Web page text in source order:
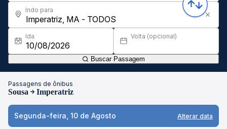
Indo para
Ida Volta (opcional)
Buscar Passagem
Passagens de ônibus
Sousa Imperatriz
Segunda-feira, 10 de Agosto Alterar data